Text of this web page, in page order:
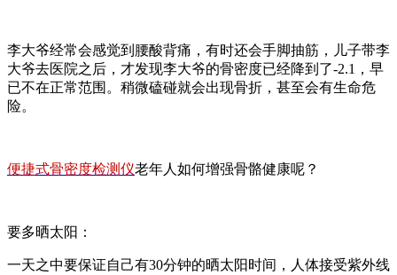
李大爷经常会感觉到腰酸背痛，有时还会手脚抽筋，儿子带李
大爷去医院之后，才发现李大爷的骨密度已经降到了-2.1，早
已不在正常范围。稍微磕碰就会出现骨折，甚至会有生命危
险。
便捷式骨密度检测仪老年人如何增强骨骼健康呢？
要多晒太阳：
一天之中要保证自己有30分钟的晒太阳时间，人体接受紫外线